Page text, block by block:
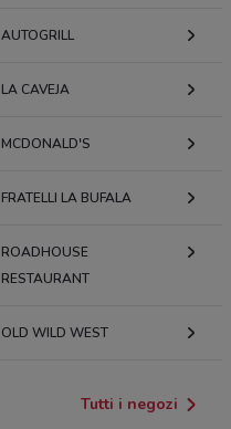
AUTOGRILL
LA CAVEJA
MCDONALD'S
FRATELLI LA BUFALA
ROADHOUSE
RESTAURANT
OLD WILD WEST
Tutti i negozi